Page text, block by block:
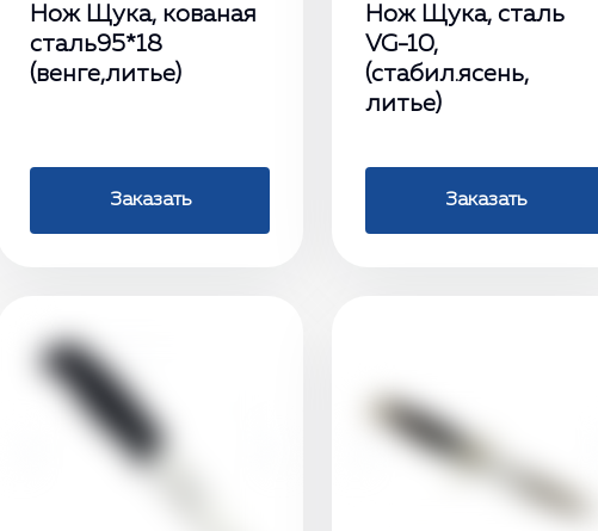
Нож Щука, кованая
сталь95*18
(венге,литье)
Заказать
Нож Щука, сталь
VG-10,
(стабил.ясень,
литье)
Заказать